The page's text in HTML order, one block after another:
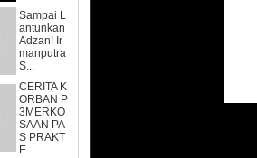
Sampai L
antunkan
Adzan! Ir
manputra
S...
CERITA K
ORBAN P
3MERKO
SAAN PA
S PRAKT
E...